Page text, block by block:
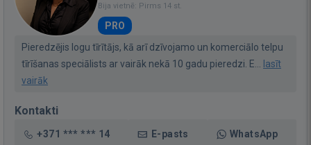
Bija vietnē: Pirms 14 st.
PRO
Pieredzējis logu tīrītājs, kā arī dzīvojamo un komerciālo telpu
tīrīšanas speciālists ar vairāk nekā 10 gadu pieredzi. E...
lasīt
vairāk
Kontakti
+371 *** *** 14 E-pasts WhatsApp